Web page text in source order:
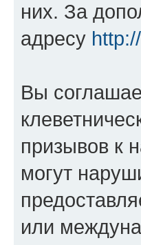
них. За
адресу
Вы
призывов к
могут
или